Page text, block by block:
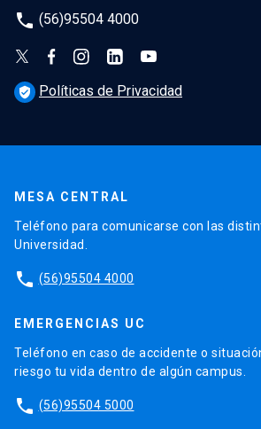
phone (56)95504 4000
verified_user Políticas de Privacidad
MESA CENTRAL
Teléfono para comunicarse con las
Universidad.
phone (56)95504 4000
EMERGENCIAS UC
Teléfono en caso de accidente o
riesgo tu vida dentro de algún campus.
phone (56)95504 5000